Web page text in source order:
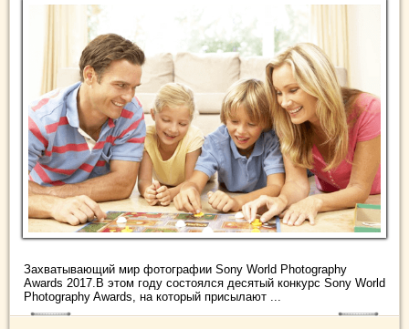
Захватывающий мир фотографии Sony World Photography
Awards 2017.В этом году состоялся десятый конкурс Sony World
Photography Awards, на который присылают ...